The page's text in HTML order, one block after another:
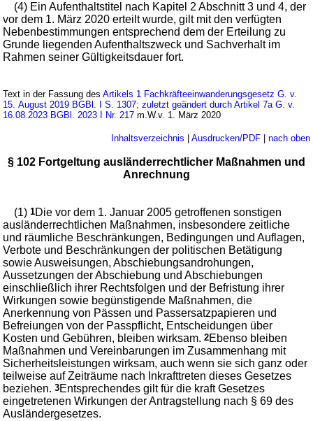
(4) Ein Aufenthaltstitel nach Kapitel 2 Abschnitt 3 und 4, der
vor dem 1. März 2020 erteilt wurde, gilt mit den verfügten
Nebenbestimmungen entsprechend dem der Erteilung zu
Grunde liegenden Aufenthaltszweck und Sachverhalt im
Rahmen seiner Gültigkeitsdauer fort.
Text in der Fassung desArtikels 1 Fachkräfteeinwanderungsgesetz G. v.
15. August 2019 BGBl. I S. 1307; zuletzt geändert durch Artikel 7a G. v.
16.08.2023 BGBl. 2023 I Nr. 217 m.W.v. 1. März 2020
Inhaltsverzeichnis Ausdrucken/PDF| nach oben
§ 102 Fortgeltung ausländerrechtlicher Maßnahmen und
Anrechnung
(1)1Die vor dem 1. Januar 2005 getroffenen sonstigen
ausländerrechtlichen Maßnahmen, insbesondere zeitliche
und räumliche Beschränkungen, Bedingungen und Auflagen,
Verbote und Beschränkungen der politischen Betätigung
sowie Ausweisungen, Abschiebungsandrohungen,
Aussetzungen der Abschiebung und Abschiebungen
einschließlich ihrer Rechtsfolgen und der Befristung ihrer
Wirkungen sowie begünstigende Maßnahmen, die
Anerkennung von Pässen und Passersatzpapieren und
Befreiungen von der Passpflicht, Entscheidungen über
Kosten und Gebühren, bleiben wirksam.2Ebenso bleiben
Maßnahmen und Vereinbarungen im Zusammenhang mit
Sicherheitsleistungen wirksam, auch wenn sie sich ganz oder
teilweise auf Zeiträume nach Inkrafttreten dieses Gesetzes
beziehen.3Entsprechendes gilt für die kraft Gesetzes
eingetretenen Wirkungen der Antragstellung nach § 69 des
Ausländergesetzes.